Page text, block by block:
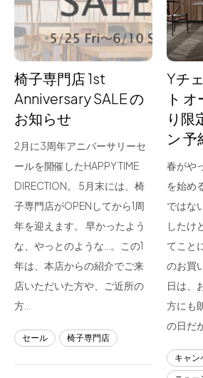
椅子専門店 1st
Anniversary SALE の
お知らせ
2月に3周年アニバーサリーセ
ールを開催したHAPPY TIME
DIRECTION。 5月末には、椅
子専門店がOPENしてから1周
年を迎えます。 早かったよう
な、やっとのような…。この1
年は、本店からの紹介でご来
店いただいた方や、ご近所の
方…
セール 椅子専門店
Yチ
ト
り限
ン
春がや
を始め
ではな
したけ
てこと
のお買
日は、
方にも
の日だ
キャン